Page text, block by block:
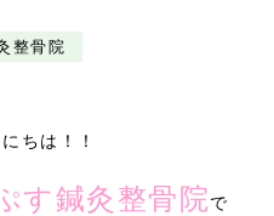
整骨院
ちは！！
す鍼灸整骨院で